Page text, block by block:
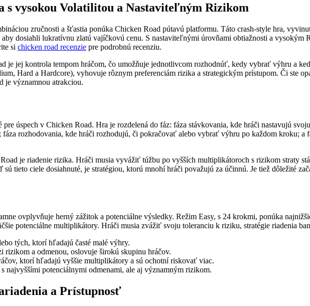
s vysokou Volatilitou a Nastaviteľným Rizikom
zručnosti a šťastia ponúka Chicken Road pútavú platformu. Táto crash-style hra,
aby dosiahli lukratívnu zlatú vajíčkovú cenu. S nastaviteľnými úrovňami obtiažnosti a vysokým
si chicken road recenzie pre podrobnú recenziu.
je jej kontrola tempom hráčom, čo umožňuje jednotlivcom rozhodnúť, kedy vybrať výhru a
Hard a Hardcore), vyhovuje rôznym preferenciám rizika a strategickým prístupom. Či ste
je významnou atrakciou.
úspech v Chicken Road. Hra je rozdelená do fáz: fáza stávkovania, kde hráči nastavujú
rozhodovania, kde hráči rozhodujú, či pokračovať alebo vybrať výhru po každom kroku; a
je riadenie rizika. Hráči musia vyvážiť túžbu po vyšších multiplikátoroch s rizikom straty
tieto ciele dosiahnuté, je stratégiou, ktorú mnohí hráči považujú za účinnú. Je tiež dôležité
ovplyvňuje herný zážitok a potenciálne výsledky. Režim Easy, s 24 krokmi, ponúka
potenciálne multiplikátory. Hráči musia zvážiť svoju toleranciu k riziku, stratégie riadenia
tých, ktorí hľadajú časté malé výhry.
rizikom a odmenou, oslovuje širokú skupinu hráčov.
ktorí hľadajú vyššie multiplikátory a sú ochotní riskovať viac.
najvyššími potenciálnymi odmenami, ale aj významným rizikom.
a Prístupnosť